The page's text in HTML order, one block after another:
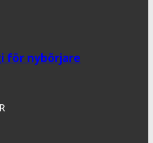
för nybörjare